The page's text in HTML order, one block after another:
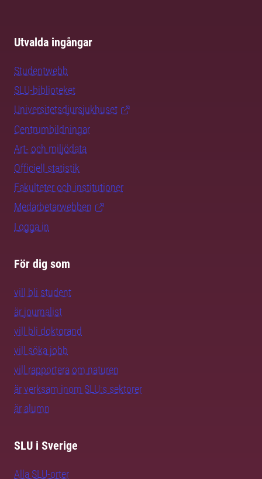
Utvalda ingångar
Studentwebb
SLU-biblioteket
Universitetsdjursjukhuset
Centrumbildningar
Art- och miljödata
Officiell statistik
Fakulteter och institutioner
Medarbetarwebben
Logga in
För dig som
vill bli student
är journalist
vill bli doktorand
vill söka jobb
vill rapportera om naturen
är verksam inom SLU:s sektorer
är alumn
SLU i Sverige
Alla SLU-orter